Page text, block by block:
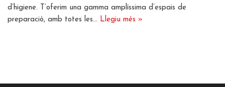
d’higiene. T’oferim una gamma amplíssima d’espais de
preparació, amb totes les… Llegiu més »